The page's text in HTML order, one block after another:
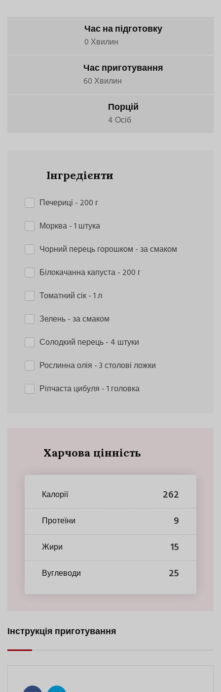
Час на підготовку
0 Хвилин
Час приготування
60 Хвилин
Порцій
4 Осіб
Інгредієнти
Печериці - 200 г
Морква- 1 штука
Чорний перець горошком - за смаком
Білокачанна капуста- 200 г
Томатний сік- 1 л
Зелень- за смаком
Солодкий перець- 4 штуки
Рослинна олія - 3 столові ложки
Ріпчаста цибуля - 1 головка
Харчова цінність
Калорії 262
Протеїни 9
Жири 15
Вуглеводи 25
Інструкція приготування